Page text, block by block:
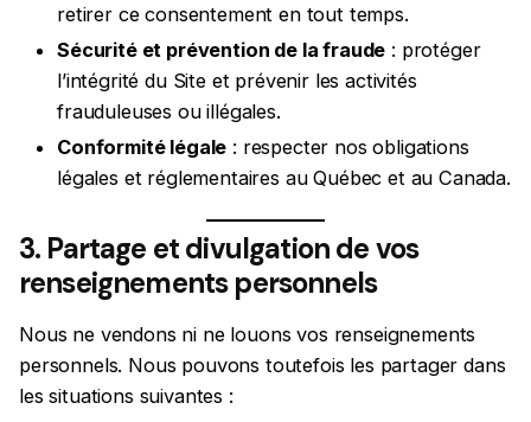
retirer ce consentement en tout temps.
Sécurité et prévention de la fraude : protéger
l’intégrité du Site et prévenir les activités
frauduleuses ou illégales.
Conformité légale : respecter nos obligations
légales et réglementaires au Québec et au Canada.
3. Partage et divulgation de vos
renseignements personnels
Nous ne vendons ni ne louons vos renseignements
personnels. Nous pouvons toutefois les partager dans
les situations suivantes :